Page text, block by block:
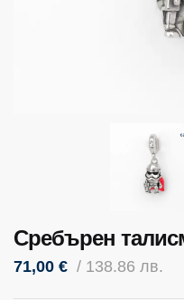
Сребърен
71,00 € / 138.86 лв.